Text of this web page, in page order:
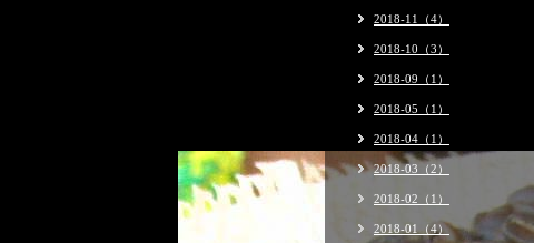
2018-11（4）
2018-10（3）
2018-09（1）
2018-05（1）
2018-04（1）
2018-03（2）
2018-02（1）
2018-01（4）